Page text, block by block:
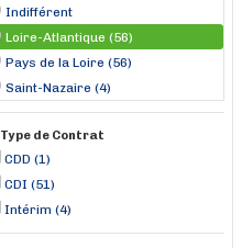
Indifférent
Loire-Atlantique (56)
Pays de la Loire (56)
Saint-Nazaire (4)
Type de Contrat
CDD (1)
CDI (51)
Intérim (4)